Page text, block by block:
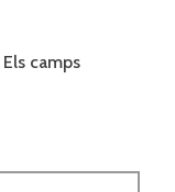
Els camps